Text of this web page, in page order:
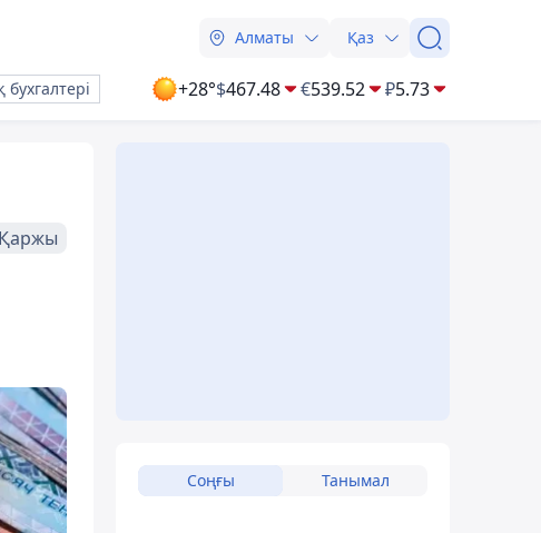
Алматы Қаз
+28°$467.48 €539.52 ₽5.73
Қаржы
Соңғы Танымал